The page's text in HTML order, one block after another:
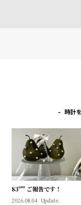
時
証
プ
刻
ー
ビ
時計
83º'" ご報告です！
2026.08.04 Update.